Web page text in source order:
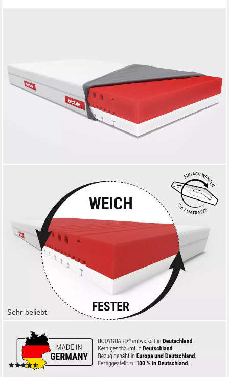
Sehr beliebt
BETT1.DE
Kaltschaummatratze BODYGUARD Anti-Kartell-Matratze Weich,
18.5 cm hoch, atmungsaktiver HyBreeze® Funktionsbezug
(33)